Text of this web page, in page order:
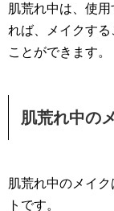
肌荒れ中は、使
れば、メイクす
ことができます。
肌荒れ中の
肌荒れ中のメイ
トです。